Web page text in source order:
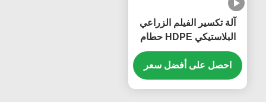
آلة تكسير الفيلم الزراعي
البلاستيكي HDPE حطام
الفيلم الدفيئة قدرات مختلفة
متاحة
احصل على أفضل سعر